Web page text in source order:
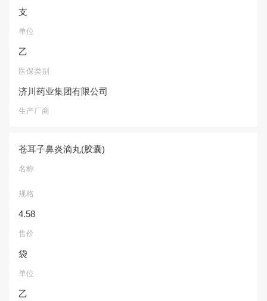
支
单位
乙
医保类别
济川药业集团有限公司
生产厂商
苍耳子鼻炎滴丸(胶囊)
名称
规格
4.58
售价
袋
单位
乙